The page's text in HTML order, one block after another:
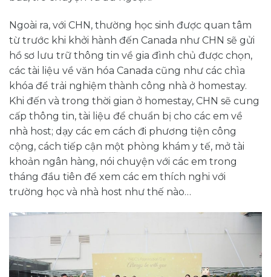
Ngoài ra, với CHN, thường học sinh được quan tâm
từ trước khi khởi hành đến Canada như CHN sẽ gửi
hồ sơ lưu trữ thông tin về gia đình chủ được chọn,
các tài liệu về văn hóa Canada cũng như các chìa
khóa để trải nghiệm thành công nhà ở homestay.
Khi đến và trong thời gian ở homestay, CHN sẽ cung
cấp thông tin, tài liệu để chuẩn bị cho các em về
nhà host; dạy các em cách đi phương tiện công
cộng, cách tiếp cận một phòng khám y tế, mở tài
khoản ngân hàng, nói chuyện với các em trong
tháng đầu tiên để xem các em thích nghi với
trường học và nhà host như thế nào…